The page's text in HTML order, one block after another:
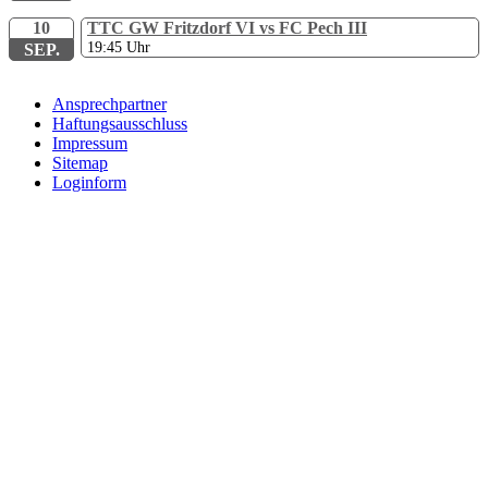
10
SEP.
TTC GW Fritzdorf VI vs FC Pech III
19:45 Uhr
Ansprechpartner
Haftungsausschluss
Impressum
Sitemap
Loginform